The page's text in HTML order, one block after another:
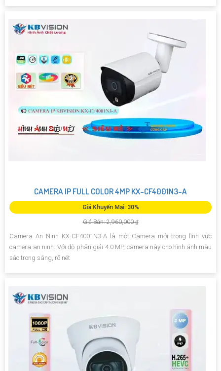
CAMERA IP FULL COLOR 4MP KX-CF4001N3-A
Giá Khuyến Mại: 30%
Giá Bán: 2,960,000 ₫
Camera An Ninh KX-CF4001N3-A là một Camera mới trong lĩnh vực
camera an ninh. Với độ phân giải 4.0 MP, camera này cho hình ảnh màu
sắc trong sáng, rõ nét